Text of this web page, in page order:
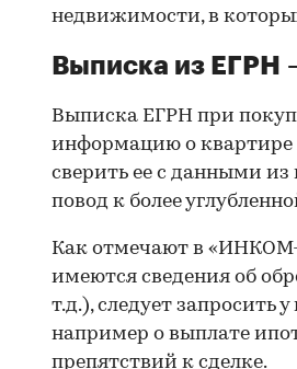
недвижимости, в
Выписка из ЕГРН
Выписка ЕГРН при
информацию о квартире
сверить ее с данными
повод к более
Как отмечают в
имеются сведения об
т.д.), следует запросить
например о выплате
препятствий к сделке.